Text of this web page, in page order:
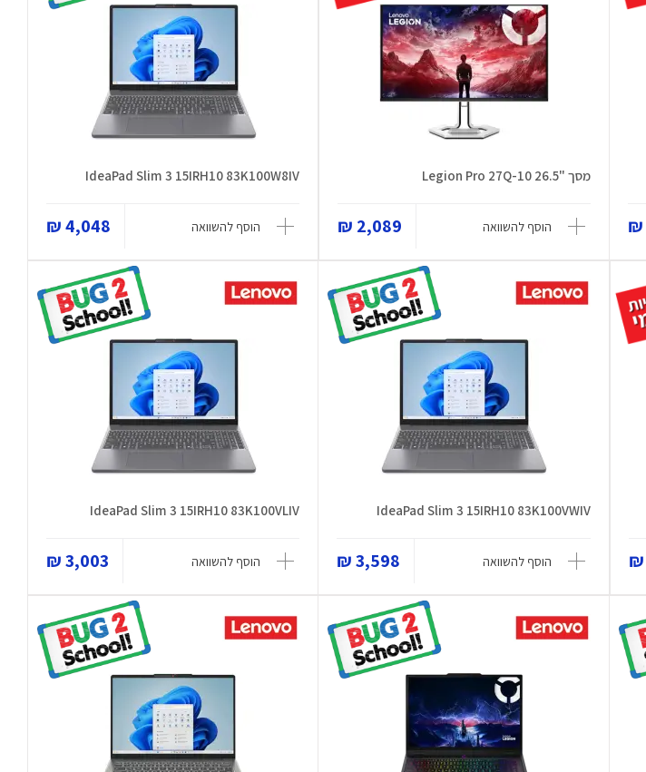
מסך "26.5 Legion Pro 27Q-10
הוסף להשוואה 2,089 ₪
IdeaPad Slim 3 15IRH10 83K100W8IV
הוסף להשוואה 4,048 ₪
IdeaPad Slim 3 15IRH10 83K100VWIV
הוסף להשוואה 3,598 ₪
IdeaPad Slim 3 15IRH10 83K100VLIV
הוסף להשוואה 3,003 ₪